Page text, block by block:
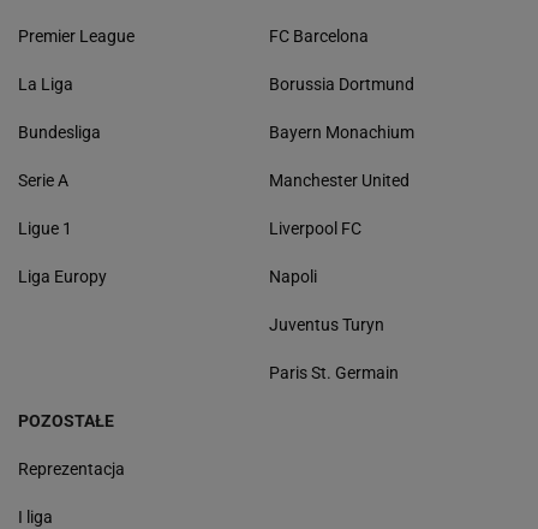
Premier League
La Liga
Bundesliga
Serie A
Ligue 1
Liga Europy
FC Barcelona
Borussia Dortmund
Bayern Monachium
Manchester United
Liverpool FC
Napoli
Juventus Turyn
Paris St. Germain
POZOSTAŁE
Reprezentacja
I liga